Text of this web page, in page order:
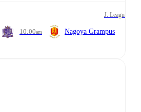
J. League
10:00am Nagoya Grampus